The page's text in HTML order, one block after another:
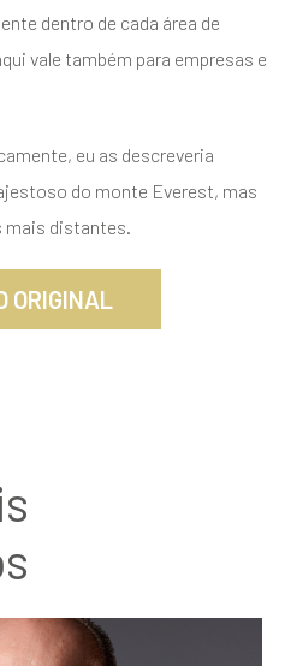
dentro de cada área de
vale também para empresas e
eu as descreveria
do monte Everest, mas
mais distantes.